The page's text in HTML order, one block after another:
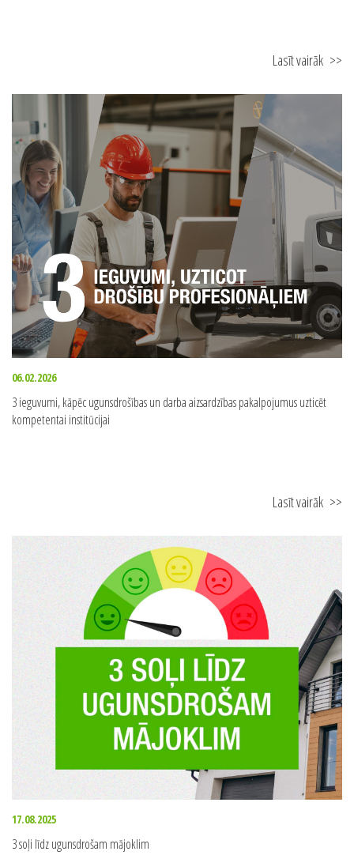
Ugunsdzēsības aparāts – var glābt tavu dzīvību un mantu
Lasīt vairāk >>
06.02.2026
3 ieguvumi, kāpēc ugunsdrošības un darba aizsardzības pakalpojumus uzticēt
kompetentai institūcijai
Lasīt vairāk >>